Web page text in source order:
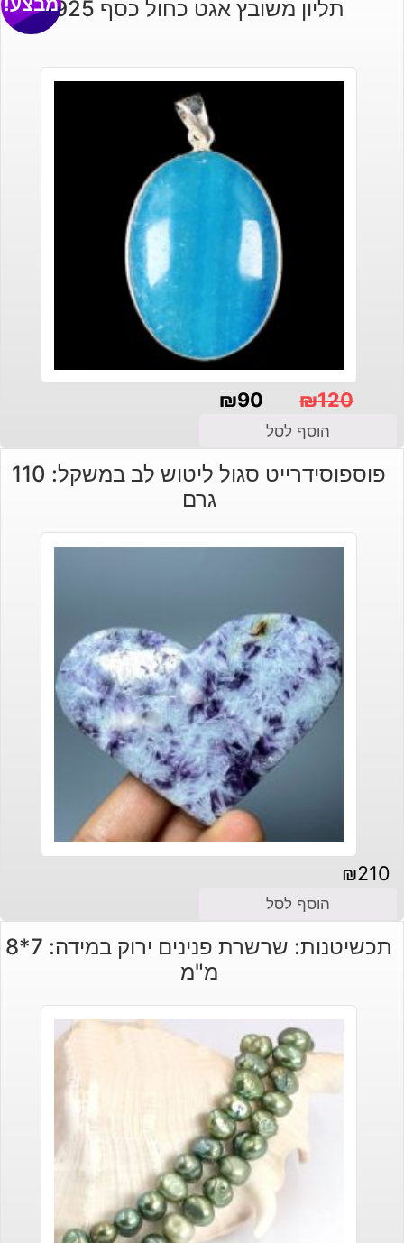
תליון משובץ אגט כחול כסף 925
₪120
המקורי
היה:
₪90
הנוכחי
הוא:
הוסף לסל
פוספוסידרייט סגול ליטוש לב במשקל: 110
גרם
₪210
הוסף לסל
תכשיטנות: שרשרת פנינים ירוק במידה: 7*8
מ"מ